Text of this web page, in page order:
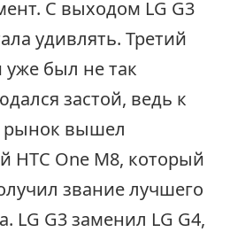
С выходом LG G3
удивлять. Третий
уже был не так
застой, ведь к
рынок вышел
HTC One M8, который
звание лучшего
LG G3 заменил LG G4,